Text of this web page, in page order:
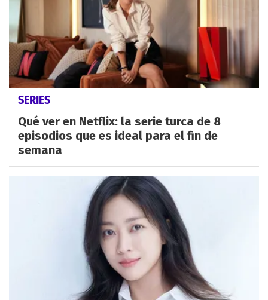
SERIES
Qué ver en Netflix: la serie turca de 8
episodios que es ideal para el fin de
semana